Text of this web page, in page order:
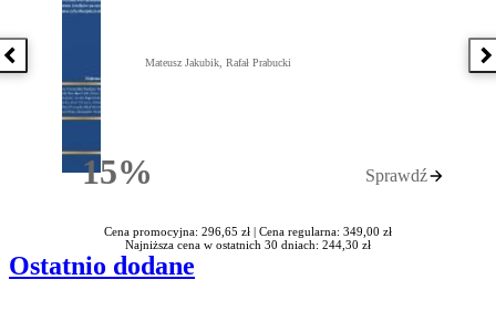
Poprzednia książka
15%Rabatu
Mateusz Jakubik, Rafał Prabucki
Sprawdź
Cena promocyjna: 296,65 zł | Cena regularna: 349,00 zł
Najniższa cena w ostatnich 30 dniach: 244,30 zł
Ostatnio dodane